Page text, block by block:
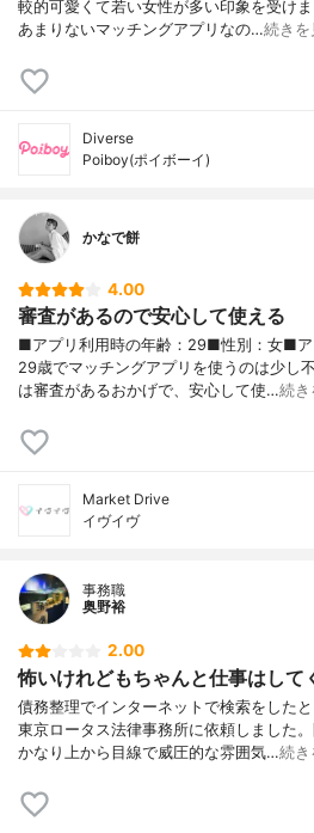
較的可愛くて若い女性が多い印象を受け
あまりないマッチングアプリなの…続きを
Diverse
Poiboy(ポイボーイ)
かなで餅
4.00
審査があるので安心して使える
■アプリ利用時の年齢：29■性別：女■ア
29歳でマッチングアプリを使うのは少し
は審査があるおかげで、安心して使…続き
Market Drive
イヴイヴ
事務職
奥野裕
2.00
怖いけれどもちゃんと仕事はして
債務整理でインターネットで検索をした
東京ロータス法律事務所に依頼しました
かなり上から目線で威圧的な雰囲気…続き